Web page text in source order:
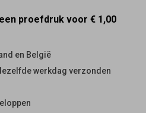
proefdruk voor € 1,00
en België
werkdag verzonden